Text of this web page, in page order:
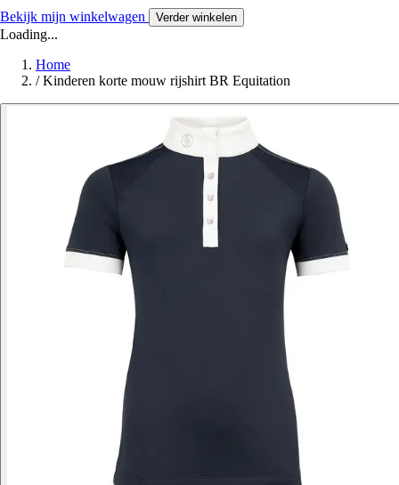
Bekijk mijn winkelwagen Verder winkelen
Loading...
Home
/ Kinderen korte mouw rijshirt BR Equitation